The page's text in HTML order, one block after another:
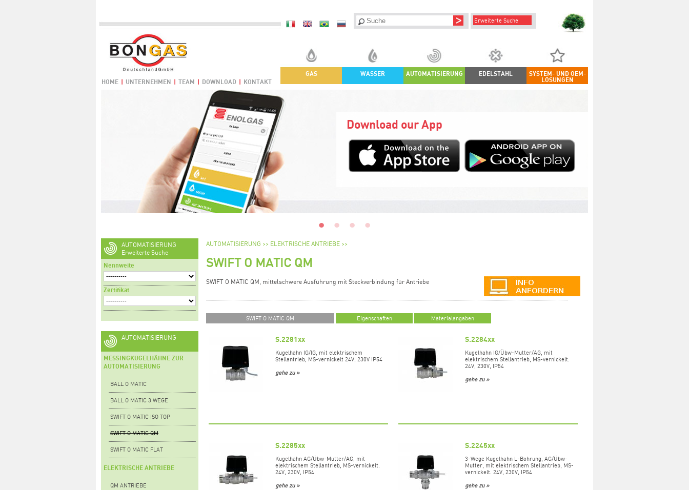
Erweiterte Suche
HOME | UNTERNEHMEN | TEAM | DOWNLOAD | KONTAKT
GAS WASSER AUTOMATISIERUNG EDELSTAHL
SYSTEM- UND OEM-
LÖSUNGEN
Download our App
AUTOMATISIERUNG
Erweiterte Suche
Nennweite
Zertifikat
AUTOMATISIERUNG
MESSINGKUGELHÄHNE ZUR
AUTOMATISIERUNG
BALL O MATIC
BALL O MATIC 3 WEGE
SWIFT O MATIC ISO TOP
SWIFT O MATIC QM
SWIFT O MATIC FLAT
ELEKTRISCHE ANTRIEBE
QM ANTRIEBE
AUTOMATISIERUNG >> ELEKTRISCHE ANTRIEBE >>
SWIFT O MATIC QM
SWIFT O MATIC QM, mittelschwere Ausführung mit Steckverbindung für Antriebe
SWIFT O MATIC QM Eigenschaften Materialangaben
S.2281xx
Kugelhahn IG/IG, mit elektrischem
Stellantrieb, MS-vernickelt 24V, 230V IP54
gehe zu »
S.2284xx
Kugelhahn IG/Übw-Mutter/AG, mit
elektrischem Stellantrieb, MS-vernickelt.
24V, 230V, IP54
gehe zu »
S.2285xx
Kugelhahn AG/Übw-Mutter/AG, mit
elektrischem Stellantrieb, MS-vernickelt.
24V, 230V, IP54
gehe zu »
S.2245xx
3-Wege Kugelhahn L-Bohrung, AG/Übw-
Mutter, mit elektrischem Stellantrieb, MS-
vernickelt. 24V, 230V, IP54
gehe zu »